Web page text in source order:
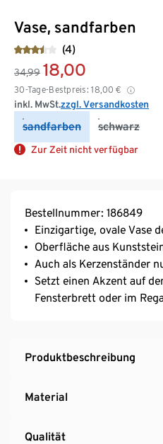
Vase, sandfarben
(4)
34,99 18,00
30-Tage-Bestpreis: 18,00 €
inkl. MwSt.zzgl. Versandkosten
sandfarben schwarz
Zur Zeit nicht verfügbar
Bestellnummer: 186849
Einzigartige, ovale Vase
Oberfläche aus
Auch als Kerzenständer
Setzt einen Akzent auf
Fensterbrett oder im
Produktbeschreibung
Material
Qualität